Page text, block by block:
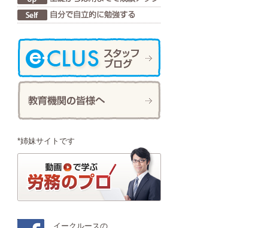
*姉妹サイトです
イークルースの